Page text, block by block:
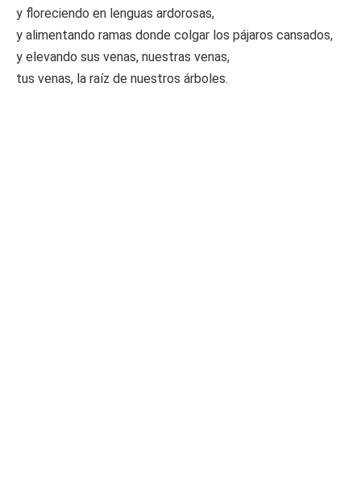
y floreciendo en lenguas ardorosas,
y alimentando ramas donde colgar los pájaros cansados,
y elevando sus venas, nuestras venas,
tus venas, la raíz de nuestros árboles.